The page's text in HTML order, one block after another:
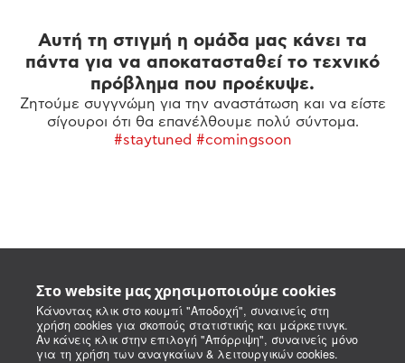
Στο website μας χρησιμοποιούμε cookies
Κάνοντας κλικ στο κουμπί "Αποδοχή", συναινείς στη
χρήση cookies για σκοπούς στατιστικής και μάρκετινγκ.
Αν κάνεις κλικ στην επιλογή "Απόρριψη", συναινείς μόνο
για τη χρήση των αναγκαίων & λειτουργικών cookies.
Αυτή τη στιγμή η ομάδα μας κάνει τα
πάντα για να αποκατασταθεί το τεχνικό
πρόβλημα που προέκυψε.
Ζητούμε συγγνώμη για την αναστάτωση και να είστε
σίγουροι ότι θα επανέλθουμε πολύ σύντομα.
#staytuned #comingsoon